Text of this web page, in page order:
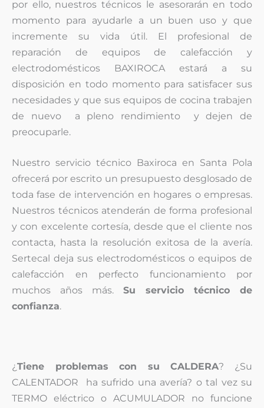
por ello, nuestros técnicos le asesorarán en todo
momento para ayudarle a un buen uso y que
incremente su vida útil. El profesional de
reparación de equipos de calefacción y
electrodomésticos BAXIROCA estará a su
disposición en todo momento para satisfacer sus
necesidades y que sus equipos de cocina trabajen
de nuevo a pleno rendimiento y dejen de
preocuparle.
Nuestro servicio técnico Baxiroca en Santa Pola
ofrecerá por escrito un presupuesto desglosado de
toda fase de intervención en hogares o empresas.
Nuestros técnicos atenderán de forma profesional
y con excelente cortesía, desde que el cliente nos
contacta, hasta la resolución exitosa de la avería.
Sertecal deja sus electrodomésticos o equipos de
calefacción en perfecto funcionamiento por
muchos años más. Su servicio técnico de
confianza.
¿Tiene problemas con su CALDERA? ¿Su
CALENTADOR ha sufrido una avería? o tal vez su
TERMO eléctrico o ACUMULADOR no funcione